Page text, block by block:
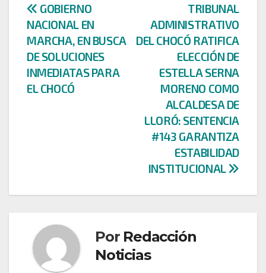
Navegación
de
entradas
TRIBUNAL
ADMINISTRATIVO
DEL CHOCÓ RATIFICA
ELECCIÓN DE
ESTELLA SERNA
MORENO COMO
ALCALDESA DE
LLORÓ: SENTENCIA
#143 GARANTIZA
ESTABILIDAD
INSTITUCIONAL
GOBIERNO
NACIONAL EN
MARCHA, EN BUSCA
DE SOLUCIONES
INMEDIATAS PARA
EL CHOCÓ
Por Redacción
Noticias